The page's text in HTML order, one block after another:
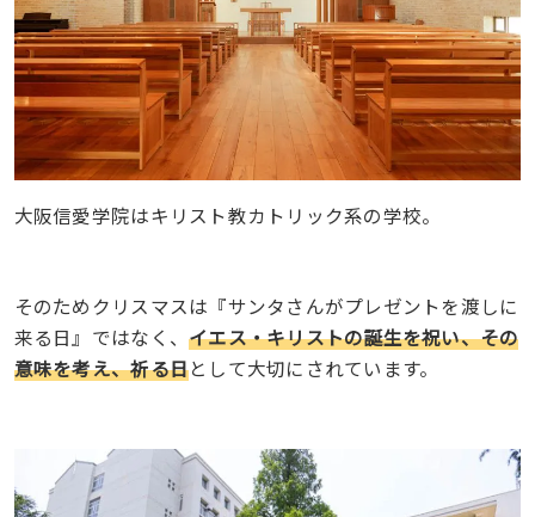
大阪信愛学院はキリスト教カトリック系の学校。
そのためクリスマスは『サンタさんがプレゼントを渡しに
来る日』ではなく、イエス・キリストの誕生を祝い、その
意味を考え、祈る日として大切にされています。